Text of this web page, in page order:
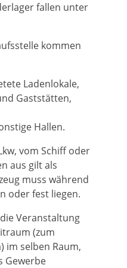
fallen unter
kommen
Ladenlokale,
Gaststätten,
Hallen.
vom Schiff oder
aus gilt als
muss während
oder fest liegen.
Veranstaltung
(zum
im selben Raum,
Gewerbe